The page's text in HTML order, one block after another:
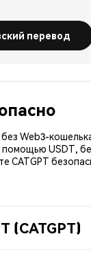
перевод
Web3-
USDT,
(CATGPT)